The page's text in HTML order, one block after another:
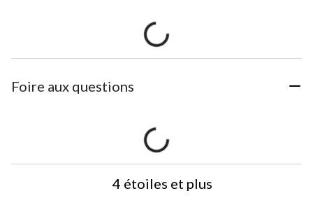
Foire aux questions
4 étoiles et plus